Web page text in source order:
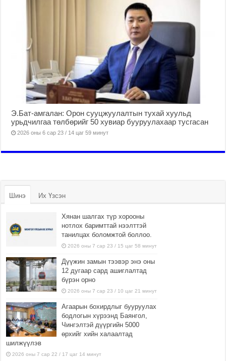
Э.Бат-амгалан: Орон сууцжуулалтын тухай хуульд
урьдчилгаа төлбөрийг 50 хувиар бууруулахаар тусгасан
2026 оны 6 сар 23 / 14 цаг 59 минут
Шинэ Их Үзсэн
Хянан шалгах түр хорооны
нотлох баримттай нээлттэй
танилцах боломжтой боллоо.
2026 оны 7 сар 23 / 15 цаг 58 минут
Дүүжин замын тээвэр энэ оны
12 дугаар сард ашиглалтад
бүрэн орно
2026 оны 7 сар 23 / 10 цаг 21 минут
Агаарын бохирдлыг бууруулах
бодлогын хүрээнд Баянгол,
Чингэлтэй дүүргийн 5000
өрхийг хийн халаалтад
шилжүүлэв
2026 оны 7 сар 22 / 17 цаг 14 минут